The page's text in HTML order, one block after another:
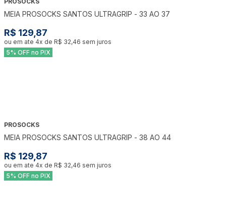
MEIA PROSOCKS SANTOS ULTRAGRIP - 33 AO 37
R$ 129,87
ou em ate 4x de R$ 32,46 sem juros
5% OFF no PIX
PROSOCKS
MEIA PROSOCKS SANTOS ULTRAGRIP - 38 AO 44
R$ 129,87
ou em ate 4x de R$ 32,46 sem juros
5% OFF no PIX